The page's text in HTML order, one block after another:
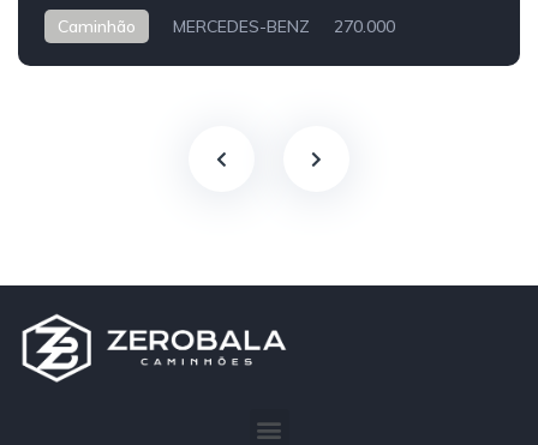
Caminhão MERCEDES-BENZ 270.000